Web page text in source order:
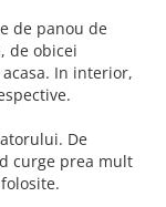
de panou de
de obicei
In interior,
De
curge prea mult